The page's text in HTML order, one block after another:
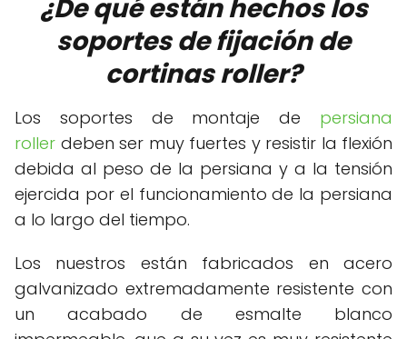
¿De qué están hechos los
soportes de fijación de
cortinas roller?
Los soportes de montaje de persiana
roller deben ser muy fuertes y resistir la flexión
debida al peso de la persiana y a la tensión
ejercida por el funcionamiento de la persiana
a lo largo del tiempo.
Los nuestros están fabricados en acero
galvanizado extremadamente resistente con
un acabado de esmalte blanco